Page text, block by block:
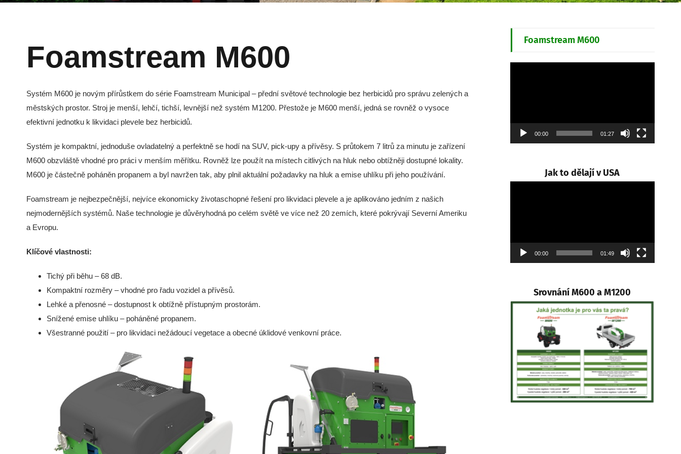
Foamstream M600
Systém M600 je novým přírůstkem do série Foamstream Municipal – přední světové technologie bez herbicidů pro správu zelených a
městských prostor. Stroj je menší, lehčí, tichší, levnější než systém M1200. Přestože je M600 menší, jedná se rovněž o vysoce
efektivní jednotku k likvidaci plevele bez herbicidů.
Systém je kompaktní, jednoduše ovladatelný a perfektně se hodí na SUV, pick-upy a přívěsy. S průtokem 7 litrů za minutu je zařízení
M600 obzvláště vhodné pro práci v menším měřítku. Rovněž lze použít na místech citlivých na hluk nebo obtížněji dostupné lokality.
M600 je částečně poháněn propanem a byl navržen tak, aby plnil aktuální požadavky na hluk a emise uhlíku při jeho používání.
Foamstream je nejbezpečnější, nejvíce ekonomicky životaschopné řešení pro likvidaci plevele a je aplikováno jedním z našich
nejmodernějších systémů. Naše technologie je důvěryhodná po celém světě ve více než 20 zemích, které pokrývají Severní Ameriku
a Evropu.
Klíčové vlastnosti:
Tichý při běhu – 68 dB.
Kompaktní rozměry – vhodné pro řadu vozidel a přívěsů.
Lehké a přenosné – dostupnost k obtížně přístupným prostorám.
Snížené emise uhlíku – poháněné propanem.
Všestranné použití – pro likvidaci nežádoucí vegetace a obecné úklidové venkovní práce.
Foamstream M600
00:00 01:27
Jak to dělají v USA
00:00 01:49
Srovnání M600 a M1200